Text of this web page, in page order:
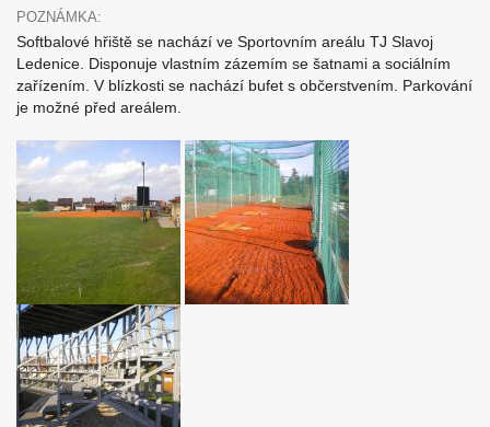
POZNÁMKA:
Softbalové hřiště se nachází ve Sportovním areálu TJ Slavoj
Ledenice. Disponuje vlastním zázemím se šatnami a sociálním
zařízením. V blízkosti se nachází bufet s občerstvením. Parkování
je možné před areálem.